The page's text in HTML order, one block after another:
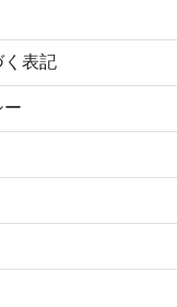
く表記
ー